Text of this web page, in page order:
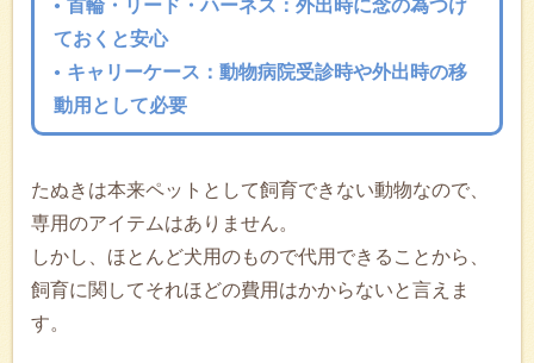
首輪・リード・ハーネス：外出時に念の為つけ
ておくと安心
キャリーケース：動物病院受診時や外出時の移
動用として必要
たぬきは本来ペットとして飼育できない動物なので、
専用のアイテムはありません。
しかし、ほとんど犬用のもので代用できることから、
飼育に関してそれほどの費用はかからないと言えま
す。